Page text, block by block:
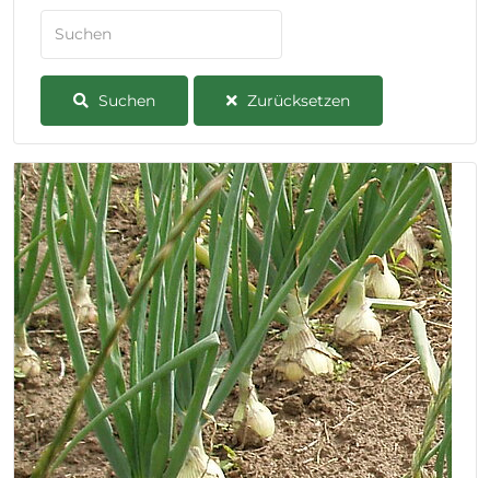
Suchen Zurücksetzen